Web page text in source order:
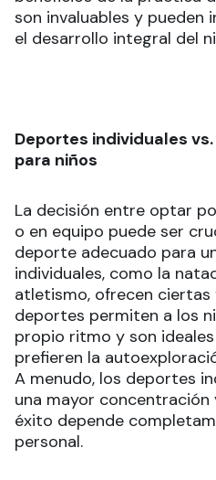
son invaluables y pueden
el desarrollo integral del
Deportes individuales
para niños
La decisión entre optar
o en equipo puede ser
deporte adecuado para
individuales, como la
atletismo, ofrecen ciertas
deportes permiten a los
propio ritmo y son
prefieren la
A menudo, los deportes
una mayor concentración
éxito depende
personal.